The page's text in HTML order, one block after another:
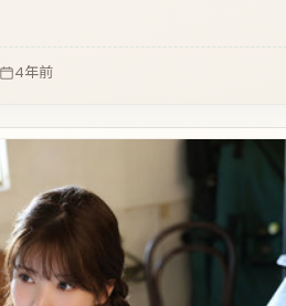
4年前